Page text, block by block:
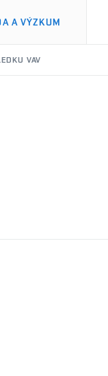
A VÝZKUM
VAV